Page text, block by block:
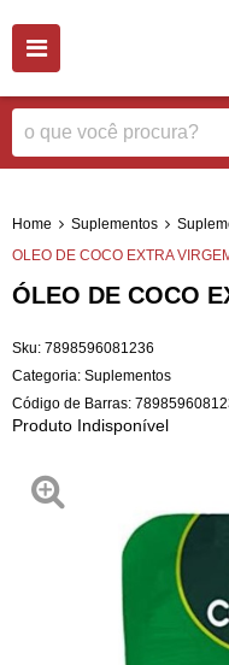
Home Suplementos
OLEO DE COCO EXTRA
ÓLEO DE COCO
Sku: 7898596081236
Categoria: Suplementos
Código de Barras:
Produto Indisponível